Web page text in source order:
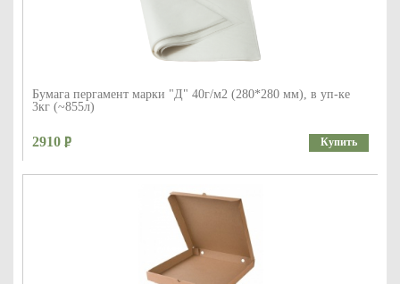
Бумага пергамент марки "Д" 40г/м2 (280*280 мм), в уп-ке
3кг (~855л)
2910 Купить